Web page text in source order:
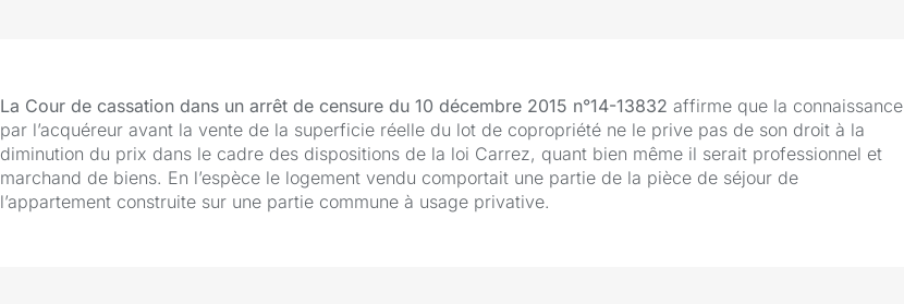
La Cour de cassation dans un arrêt de censure du 10 décembre 2015 n°14-13832 affirme que la connaissance
par l’acquéreur avant la vente de la superficie réelle du lot de copropriété ne le prive pas de son droit à la
diminution du prix dans le cadre des dispositions de la loi Carrez, quant bien même il serait professionnel et
marchand de biens. En l’espèce le logement vendu comportait une partie de la pièce de séjour de
l’appartement construite sur une partie commune à usage privative.